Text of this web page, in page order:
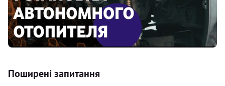
Поширені запитання